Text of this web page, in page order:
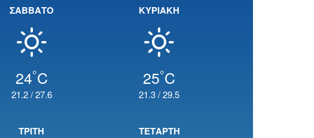
ΣΑΒΒΑΤΟ
24°C
21.2/27.6
ΚΥΡΙΑΚΗ
25°C
21.3/29.5
ΤΡΙΤΗ ΤΕΤΑΡΤΗ